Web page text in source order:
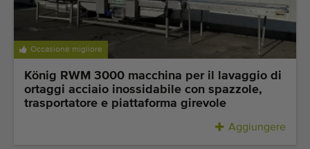
Ultime macchine aggiunte
Aggiornamenti sui macchinari
Importare una macchina
Macchine
Occasione migliore
König RWM 3000 macchina per il lavaggio di
ortaggi acciaio inossidabile con spazzole,
trasportatore e piattaforma girevole
Aggiungere